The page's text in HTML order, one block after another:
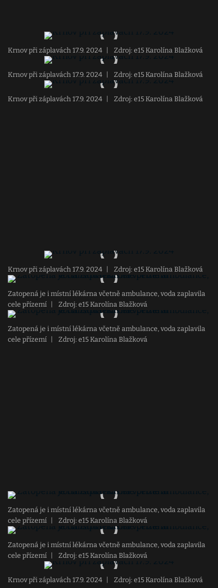
Krnov při záplavách 17.9. 2024 Zdroj: e15 Karolína Blažková
Krnov při záplavách 17.9. 2024 Zdroj: e15 Karolína Blažková
Krnov při záplavách 17.9. 2024 Zdroj: e15 Karolína Blažková
Krnov při záplavách 17.9. 2024 Zdroj: e15 Karolína Blažková
Zatopená je i místní lékárna včetně ambulance, voda zaplavila
cele přízemí
Zdroj: e15 Karolína Blažková
Zatopená je i místní lékárna včetně ambulance, voda zaplavila
cele přízemí
Zdroj: e15 Karolína Blažková
Zatopená je i místní lékárna včetně ambulance, voda zaplavila
cele přízemí
Zdroj: e15 Karolína Blažková
Zatopená je i místní lékárna včetně ambulance, voda zaplavila
cele přízemí
Zdroj: e15 Karolína Blažková
Krnov při záplavách 17.9. 2024 Zdroj: e15 Karolína Blažková